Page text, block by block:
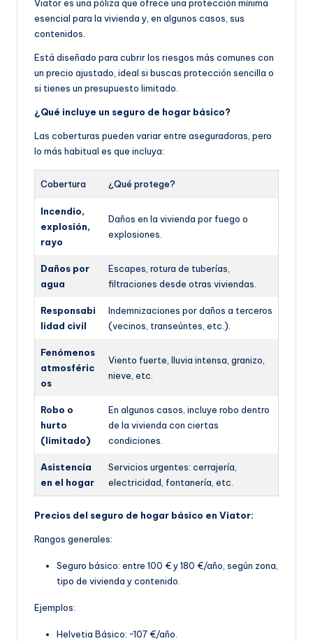
Viator es una póliza que ofrece una protección mínima
esencial para la vivienda y, en algunos casos, sus
contenidos.
Está diseñado para cubrir los riesgos más comunes con
un precio ajustado, ideal si buscas protección sencilla o
si tienes un presupuesto limitado.
¿Qué incluye un seguro de hogar básico?
Las coberturas pueden variar entre aseguradoras, pero
lo más habitual es que incluya:
Cobertura ¿Qué protege?
Incendio,
explosión,
rayo
Daños en la vivienda por fuego o
explosiones.
Daños por
agua
Escapes, rotura de tuberías,
filtraciones desde otras viviendas.
Responsabi
lidad civil
Indemnizaciones por daños a terceros
(vecinos, transeúntes, etc.).
Fenómenos
atmosféric
os
Viento fuerte, lluvia intensa, granizo,
nieve, etc.
Robo o
hurto
(limitado)
En algunos casos, incluye robo dentro
de la vivienda con ciertas
condiciones.
Asistencia
en el hogar
Servicios urgentes: cerrajería,
electricidad, fontanería, etc.
Precios del seguro de hogar básico en Viator:
Rangos generales:
Seguro básico: entre 100 € y 180 €/año, según zona,
tipo de vivienda y contenido.
Ejemplos:
Helvetia Básico: ~107 €/año.